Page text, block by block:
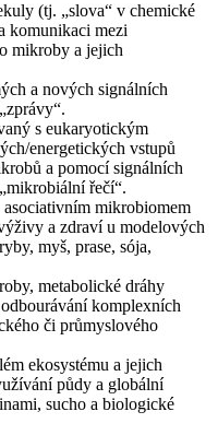
(tj. „slova“ v chemické
komunikaci mezi
mikroby a jejich
a nových signálních
s eukaryotickým
energetických vstupů
a pomocí signálních
řečí“.
asociativním mikrobiomem
a zdraví u modelových
myš, prase, sója,
metabolické dráhy
komplexních
či průmyslového
ekosystému a jejich
půdy a globální
sucho a biologické